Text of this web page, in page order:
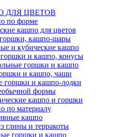
ДЛЯ ЦВЕТОВ
по форме
кашпо для цветов
кашпо-шары
и кубические кашпо
и кашпо, конусы
горшки и кашпо
и кашпо, чаши
горшки и кашпо-лодки
формы
кашпо и горшки
по материалу
кашпо
глины и терракоты
горшки и кашпо